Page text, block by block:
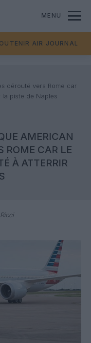
MENU
AIR JOURNAL
dérouté vers Rome car
la piste de Naples
AMERICAN
ROME CAR LE
À ATTERRIR